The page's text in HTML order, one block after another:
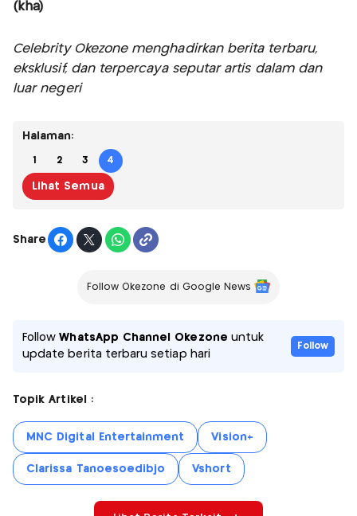
(kha)
Celebrity Okezone menghadirkan berita terbaru,
eksklusif, dan terpercaya seputar artis dalam dan
luar negeri
Halaman:
1 2 3 4
Lihat Semua
Share
Follow Okezone di Google News
FollowWhatsApp Channel Okezone untuk
update berita terbaru setiap hari
Follow
Topik Artikel :
MNC Digital Entertainment Vision+
Clarissa Tanoesoedibjo Vshort